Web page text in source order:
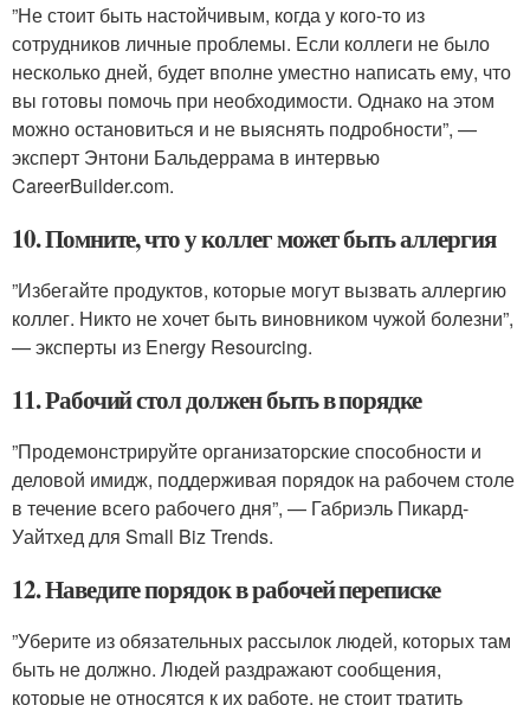
”Не стоит быть настойчивым, когда у кого-то из
сотрудников личные проблемы. Если коллеги не было
несколько дней, будет вполне уместно написать ему, что
вы готовы помочь при необходимости. Однако на этом
можно остановиться и не выяснять подробности”, —
эксперт Энтони Бальдеррама в интервью
CareerBuilder.com.
10. Помните, что у коллег может быть аллергия
”Избегайте продуктов, которые могут вызвать аллергию
коллег. Никто не хочет быть виновником чужой болезни”,
— эксперты из Energy Resourcing.
11. Рабочий стол должен быть в порядке
”Продемонстрируйте организаторские способности и
деловой имидж, поддерживая порядок на рабочем столе
в течение всего рабочего дня”, — Габриэль Пикард-
Уайтхед для Small Biz Trends.
12. Наведите порядок в рабочей переписке
”Уберите из обязательных рассылок людей, которых там
быть не должно. Людей раздражают сообщения,
которые не относятся к их работе, не стоит тратить